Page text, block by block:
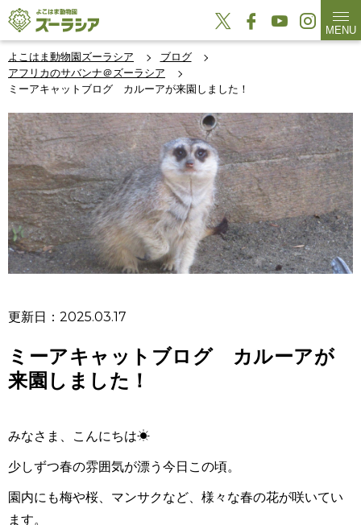
MENU
よこはま動物園ズーラシア
ブログ
アフリカのサバンナ＠ズーラシア
ミーアキャットブログ カルーアが来園しました！
更新日：2025.03.17
ミーアキャットブログ カルーアが
来園しました！
みなさま、こんにちは☀
少しずつ春の雰囲気が漂う今日この頃。
園内にも梅や桜、マンサクなど、様々な春の花が咲いてい
ます。